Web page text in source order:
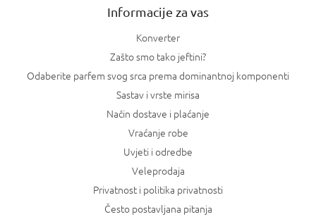
Informacije za vas
Konverter
Zašto smo tako jeftini?
Odaberite parfem svog srca prema dominantnoj komponenti
Sastav i vrste mirisa
Način dostave i plaćanje
Vraćanje robe
Uvjeti i odredbe
Veleprodaja
Privatnost i politika privatnosti
Često postavljana pitanja